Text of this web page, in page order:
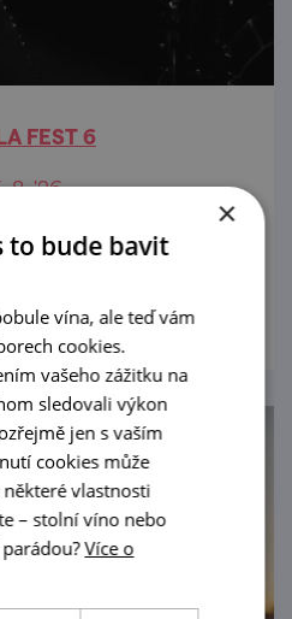
FEST 6
8. '26
Dubňan na 6. ročník.
×
to bude bavit
vína, ale teď vám
cookies.
vašeho zážitku na
sledovali výkon
jen s vaším
cookies může
vlastnosti
– stolní víno nebo
Více o